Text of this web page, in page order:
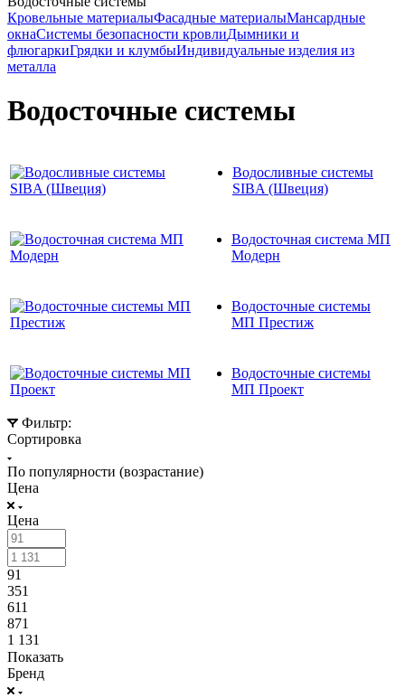
Кровельные материалыФасадные материалыМансардные
окнаСистемы безопасности кровлиДымники и
флюгаркиГрядки и клумбыИндивидуальные изделия из
металла
Водосточные системы
Водосливные системы
SIBA (Швеция)
Водосточная система МП
Модерн
Водосточные системы
МП Престиж
Водосточные системы
МП Проект
Фильтр:
Сортировка
По популярности (возрастание)
Цена
Цена
91
351
611
871
1 131
Показать
Бренд